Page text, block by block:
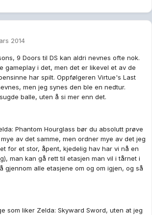
2014
9 Doors til DS kan aldri nevnes ofte nok.
gameplay i det, men det er likevel et av de
har spilt. Oppfølgeren Virtue's Last
men jeg synes den ble en nedtur.
balle, uten å si mer enn det.
Phantom Hourglass bør du absolutt prøve
av det samme, men ordner mye av det jeg
for et stor, åpent, kjedelig hav har vi nå en
man kan gå rett til etasjen man vil i tårnet i
gjennom alle etasjene om og om igjen, og så
som liker Zelda: Skyward Sword, uten at jeg